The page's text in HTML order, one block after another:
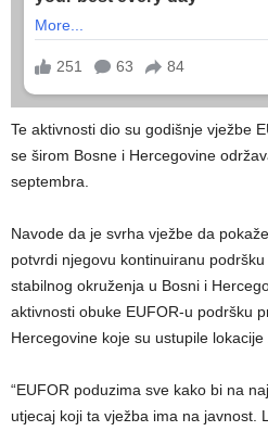
Te aktivnosti dio su godišnje vježbe
se širom Bosne i Hercegovine
septembra.
Navode da je svrha vježbe da
potvrdi njegovu kontinuiranu
stabilnog okruženja u Bosni i
aktivnosti obuke EUFOR-u podršku
Hercegovine koje su ustupile
“EUFOR poduzima sve kako bi na
utjecaj koji ta vježba ima na javnost.